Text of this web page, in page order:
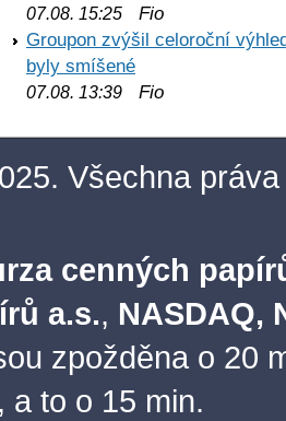
07.08. 15:25 Fio
Groupon zvýšil celoroční
byly smíšené
07.08. 13:39 Fio
Všechna práva
cenných
a.s., NASDAQ,
zpožděna o 20
a to o 15 min.